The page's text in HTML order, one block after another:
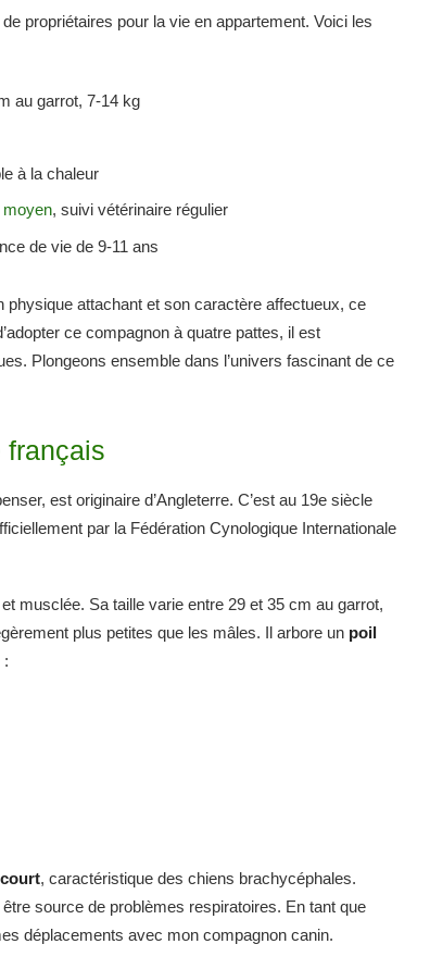
propriétaires pour la vie en appartement. Voici les
au garrot, 7-14 kg
à la chaleur
moyen, suivi vétérinaire régulier
de vie de 9-11 ans
physique attachant et son caractère affectueux, ce
ce compagnon à quatre pattes, il est
Plongeons ensemble dans l’univers fascinant de ce
français
est originaire d’Angleterre. C’est au 19e siècle
par la Fédération Cynologique Internationale
musclée. Sa taille varie entre 29 et 35 cm au garrot,
plus petites que les mâles. Il arbore un poil
:
, caractéristique des chiens brachycéphales.
source de problèmes respiratoires. En tant que
déplacements avec mon compagnon canin.